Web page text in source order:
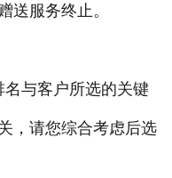
送服务终止。
与客户所选的关键
，请您综合考虑后选